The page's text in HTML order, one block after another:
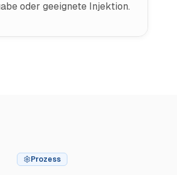
oder geeignete Injektion.
Prozess